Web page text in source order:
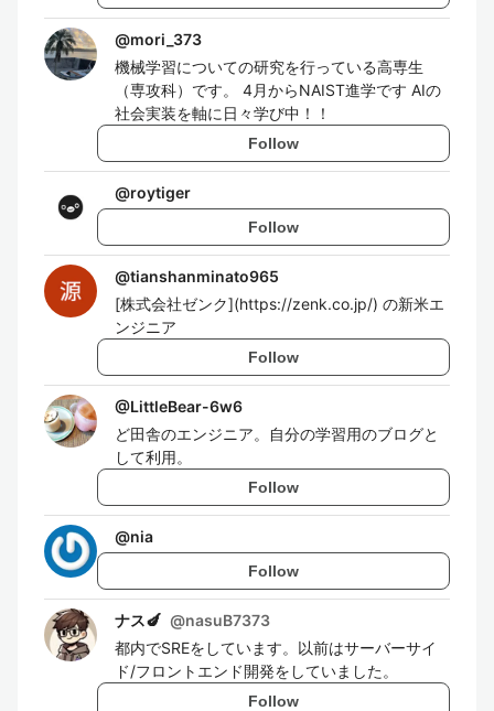
@mori_373
機械学習についての研究を行っている高専生
（専攻科）です。 4月からNAIST進学です AIの
社会実装を軸に日々学び中！！
Follow
@roytiger
Follow
@tianshanminato965
[株式会社ゼンク](https://zenk.co.jp/) の新米エ
ンジニア
Follow
@LittleBear-6w6
ど田舎のエンジニア。自分の学習用のブログと
して利用。
Follow
@nia
Follow
ナス🍆 @nasuB7373
都内でSREをしています。以前はサーバーサイ
ド/フロントエンド開発をしていました。
Follow